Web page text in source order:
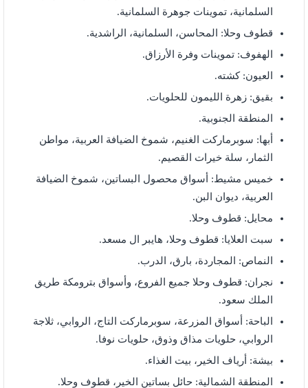
السلمانية، تموينات جوهرة السلمانية.
قطوف وحلا: المحاسن، السلمانية، الراشدية.
الهفوف: تموينات وفرة الأرزاق.
العيون: كشته.
بقيق: زهرة الليمون للحلويات.
المنطقة الجنوبية.
أبها: سوبرماركت الغنيم، شموخ الضيافة العربية، مواطن
الثمار، سلة خيرات القصيم.
خميس مشيط: أسواق محصول البساتين، شموخ الضيافة
العربية، ديوان البن.
محايل: قطوف وحلا.
سبت العلايا: قطوف وحلا، هايبر ال مسعد.
النماص: المجاردة، بارق، الدرب.
نجران: قطوف وحلا جميع الفروع، وأسواق بترومكة طريق
الملك سعود.
الباحة: أسواق المزرعة، سوبرماركت التاج، الروابي، ثلاجة
الروابي، حلويات مذاق وذوق، حلويات نوفا.
بيشة: أرياف الخير، بيت الغذاء.
المنطقة الشمالية: حائل بساتين الخير، قطوف وحلا.